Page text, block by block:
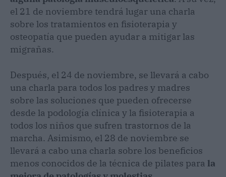
el 21 de noviembre tendrá lugar una charla
sobre los tratamientos en fisioterapia y
osteopatía que pueden ayudar a mitigar las
migrañas.
Después, el 24 de noviembre, se llevará a cabo
una charla para todos los padres y madres
sobre las soluciones que pueden ofrecerse
desde la podología clínica y la fisioterapia a
todos los niños que sufren trastornos de la
marcha. Asimismo, el 28 de noviembre se
llevará a cabo una charla sobre los beneficios
menos conocidos de la técnica de pilates para la